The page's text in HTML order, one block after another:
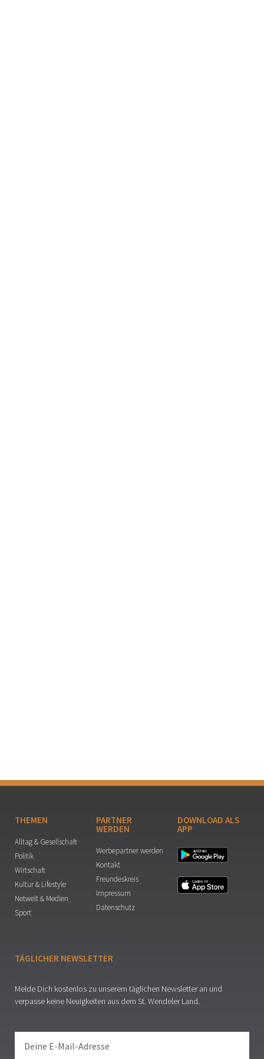
THEMEN
Alltag & Gesellschaft
Politik
Wirtschaft
Kultur & Lifestyle
Netwelt & Medien
Sport
PARTNER
WERDEN
Werbepartner werden
Kontakt
Freundeskreis
Impressum
Datenschutz
DOWNLOAD ALS
APP
TÄGLICHER NEWSLETTER
Melde Dich kostenlos zu unserem täglichen Newsletter an und
verpasse keine Neuigkeiten aus dem St. Wendeler Land.